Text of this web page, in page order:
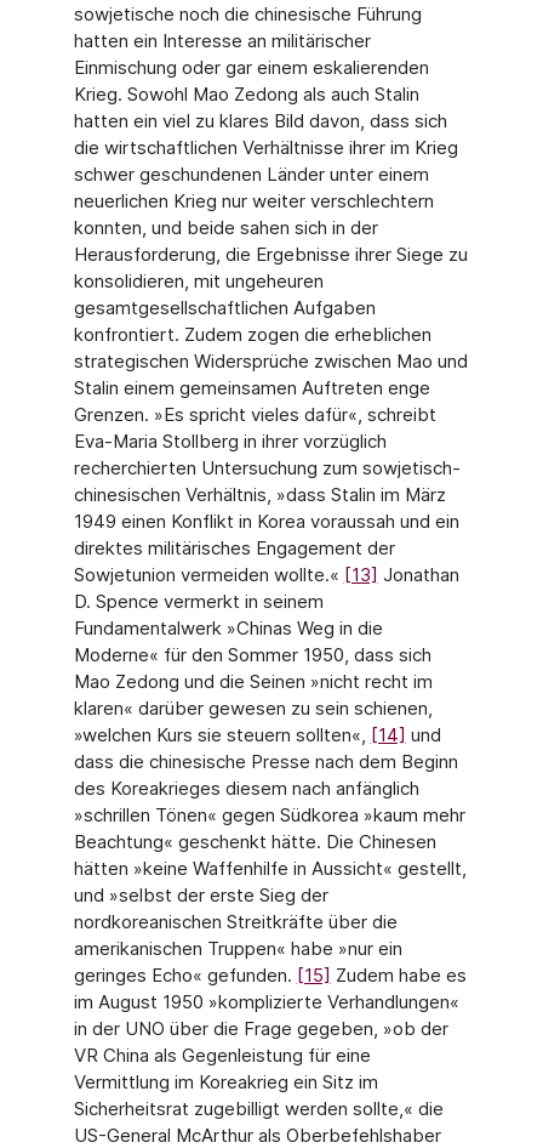
sowjetische noch die chinesische Führung
hatten ein Interesse an militärischer
Einmischung oder gar einem eskalierenden
Krieg. Sowohl Mao Zedong als auch Stalin
hatten ein viel zu klares Bild davon, dass sich
die wirtschaftlichen Verhältnisse ihrer im Krieg
schwer geschundenen Länder unter einem
neuerlichen Krieg nur weiter verschlechtern
konnten, und beide sahen sich in der
Herausforderung, die Ergebnisse ihrer Siege zu
konsolidieren, mit ungeheuren
gesamtgesellschaftlichen Aufgaben
konfrontiert. Zudem zogen die erheblichen
strategischen Widersprüche zwischen Mao und
Stalin einem gemeinsamen Auftreten enge
Grenzen. »Es spricht vieles dafür«, schreibt
Eva-Maria Stollberg in ihrer vorzüglich
recherchierten Untersuchung zum sowjetisch-
chinesischen Verhältnis, »dass Stalin im März
1949 einen Konflikt in Korea voraussah und ein
direktes militärisches Engagement der
Sowjetunion vermeiden wollte.« [13] Jonathan
D. Spence vermerkt in seinem
Fundamentalwerk »Chinas Weg in die
Moderne« für den Sommer 1950, dass sich
Mao Zedong und die Seinen »nicht recht im
klaren« darüber gewesen zu sein schienen,
»welchen Kurs sie steuern sollten«, [14] und
dass die chinesische Presse nach dem Beginn
des Koreakrieges diesem nach anfänglich
»schrillen Tönen« gegen Südkorea »kaum mehr
Beachtung« geschenkt hätte. Die Chinesen
hätten »keine Waffenhilfe in Aussicht« gestellt,
und »selbst der erste Sieg der
nordkoreanischen Streitkräfte über die
amerikanischen Truppen« habe »nur ein
geringes Echo« gefunden. [15] Zudem habe es
im August 1950 »komplizierte Verhandlungen«
in der UNO über die Frage gegeben, »ob der
VR China als Gegenleistung für eine
Vermittlung im Koreakrieg ein Sitz im
Sicherheitsrat zugebilligt werden sollte,« die
US-General McArthur als Oberbefehlshaber